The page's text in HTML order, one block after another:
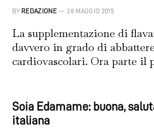
BY REDAZIONE 28 MAGGIO 2015
La supplementazione di
davvero in grado di
cardiovascolari. Ora parte il
Soia Edamame: buona,
italiana